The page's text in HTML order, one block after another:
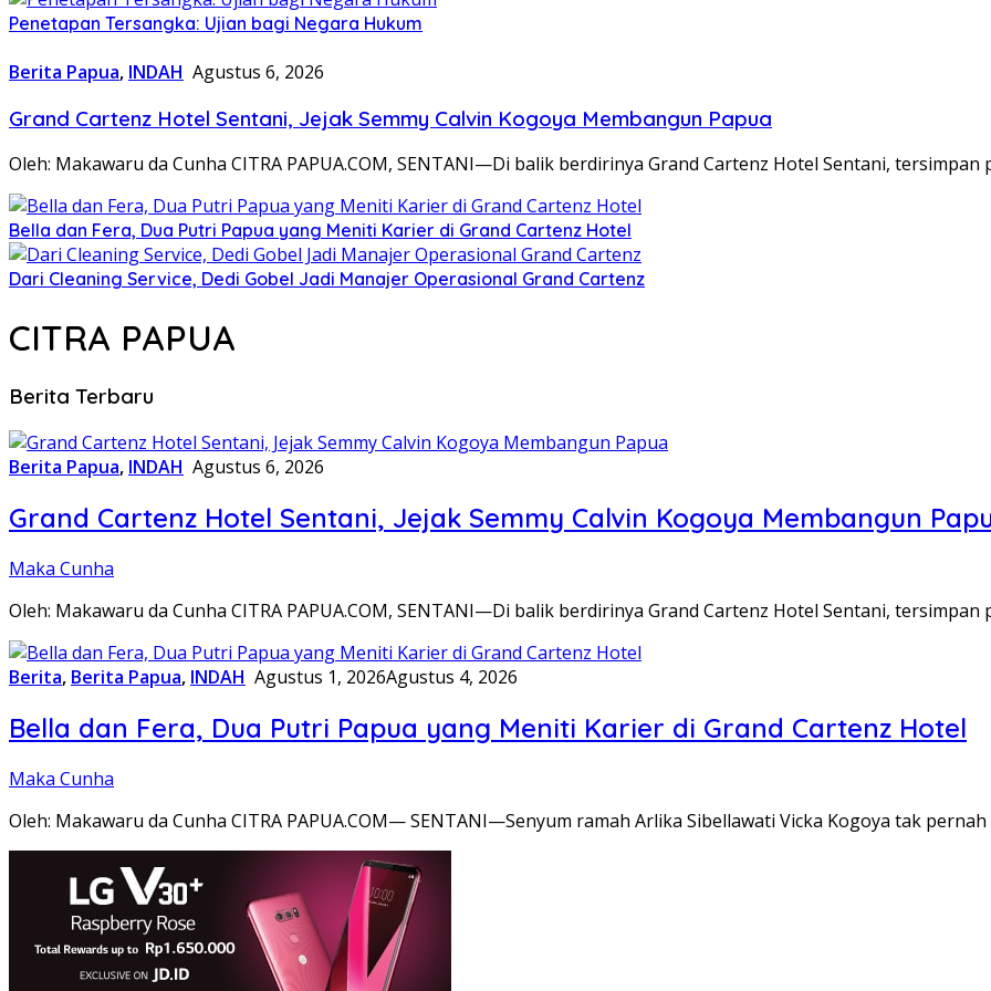
Penetapan Tersangka: Ujian bagi Negara Hukum
Berita Papua, INDAH Agustus 6, 2026
Grand Cartenz Hotel Sentani, Jejak Semmy Calvin Kogoya Membangun Papua
Oleh: Makawaru da Cunha CITRA PAPUA.COM, SENTANI—Di balik berdirinya Grand Cartenz Hotel Sentani, tersimpan
Bella dan Fera, Dua Putri Papua yang Meniti Karier di Grand Cartenz Hotel
Dari Cleaning Service, Dedi Gobel Jadi Manajer Operasional Grand Cartenz
CITRA PAPUA
Berita Terbaru
Berita Papua, INDAH Agustus 6, 2026
Grand Cartenz Hotel Sentani, Jejak Semmy Calvin Kogoya Membangun
Maka Cunha
Oleh: Makawaru da Cunha CITRA PAPUA.COM, SENTANI—Di balik berdirinya Grand Cartenz Hotel Sentani, tersimpan
Berita, Berita Papua, INDAH Agustus 1, 2026Agustus 4, 2026
Bella dan Fera, Dua Putri Papua yang Meniti Karier di Grand Cartenz Hotel
Maka Cunha
Oleh: Makawaru da Cunha CITRA PAPUA.COM— SENTANI—Senyum ramah Arlika Sibellawati Vicka Kogoya tak